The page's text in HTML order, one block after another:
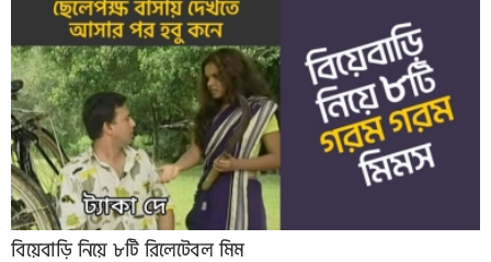
বিয়েবাড়ি নিয়ে ৮টি রিলেটেবল মিম